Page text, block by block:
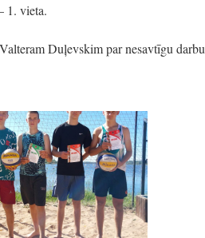
1. vieta.
Duļevskim par nesavtīgu darbu